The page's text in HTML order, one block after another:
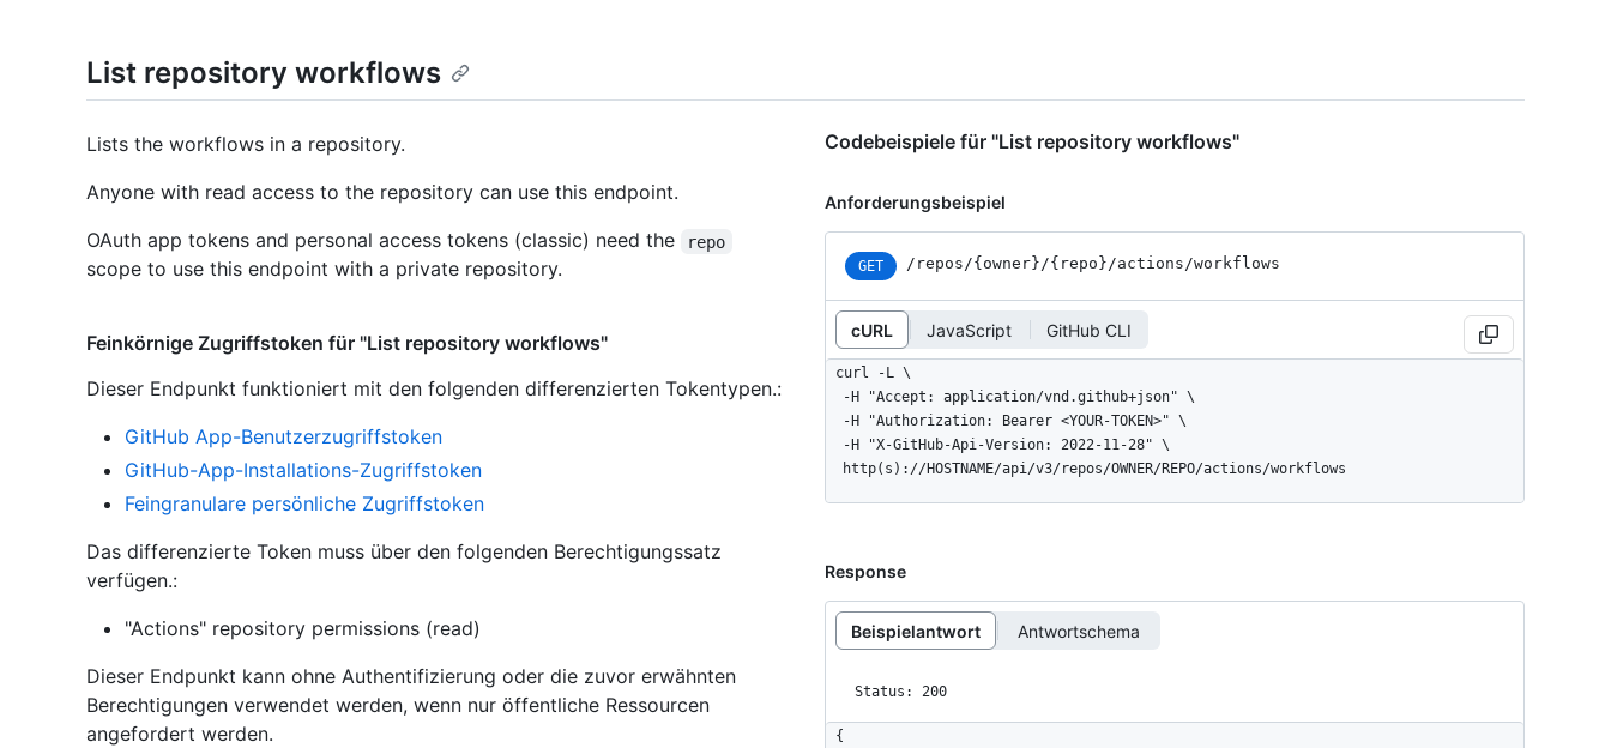
List repository workflows
Lists the workflows in a repository.
Anyone with read access to the repository can use this endpoint.
OAuth app tokens and personal access tokens (classic) need the
repo
scope to use this endpoint with a private repository.
Feinkörnige Zugriffstoken für "List repository workflows"
Dieser Endpunkt funktioniert mit den folgenden differenzierten Tokentypen.:
GitHub App-Benutzerzugriffstoken
GitHub-App-Installations-Zugriffstoken
Feingranulare persönliche Zugriffstoken
Das differenzierte Token muss über den folgenden Berechtigungssatz
verfügen.:
"Actions" repository permissions (read)
Dieser Endpunkt kann ohne Authentifizierung oder die zuvor erwähnten
Berechtigungen verwendet werden, wenn nur öffentliche Ressourcen
angefordert werden.
Codebeispiele für "List repository workflows"
Anforderungsbeispiel
GET /repos/{owner}/{repo}/actions/workflows
cURL JavaScript GitHub CLI
curl -L \
  http(s)://HOSTNAME/api/v3/repos/OWNER/REPO/actions/workflows
Response
Beispielantwort Antwortschema
Status: 200
{